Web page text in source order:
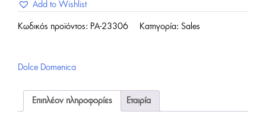
Add to Wishlist
Κωδικός προϊόντος: PA-23306 Κατηγορία: Sales
Dolce Domenica
Επιπλέον πληροφορίες Εταιρία